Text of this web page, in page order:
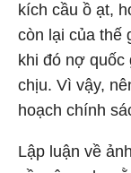
kích cầu ồ ạt,
còn lại của thế
khi đó nợ
chịu. Vì vậy,
hoạch chính
Lập luận về